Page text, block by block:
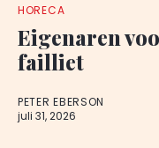
HORECA
Eigenaren
failliet
PETER EBERSON
juli 31, 2026